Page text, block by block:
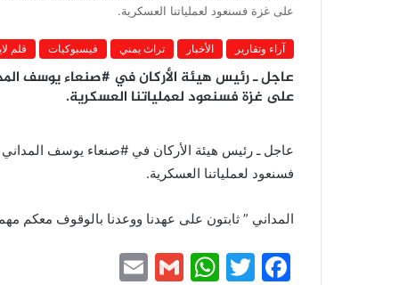
على غزة فسنعود لعملياتنا العسكرية.
آراء وتقارير الأخبار تراث يمني فيسبوكيات قلم
عاجل ـ رئيس هيئة الأركان في #صنعاء يوسف
على غزة فسنعود لعملياتنا العسكرية.
عاجل ـ رئيس هيئة الأركان في #صنعاء يوسف
فسنعود لعملياتنا العسكرية.
المداني ” ثابتون على عهدنا ووعدنا بالوقوف معكم
F
T
W
G